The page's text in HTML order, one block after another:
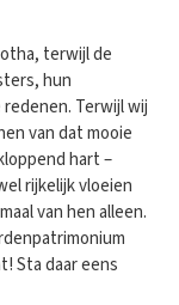
terwijl de
hun
Terwijl wij
van dat mooie
hart –
rijkelijk vloeien
van hen alleen.
Sta daar eens